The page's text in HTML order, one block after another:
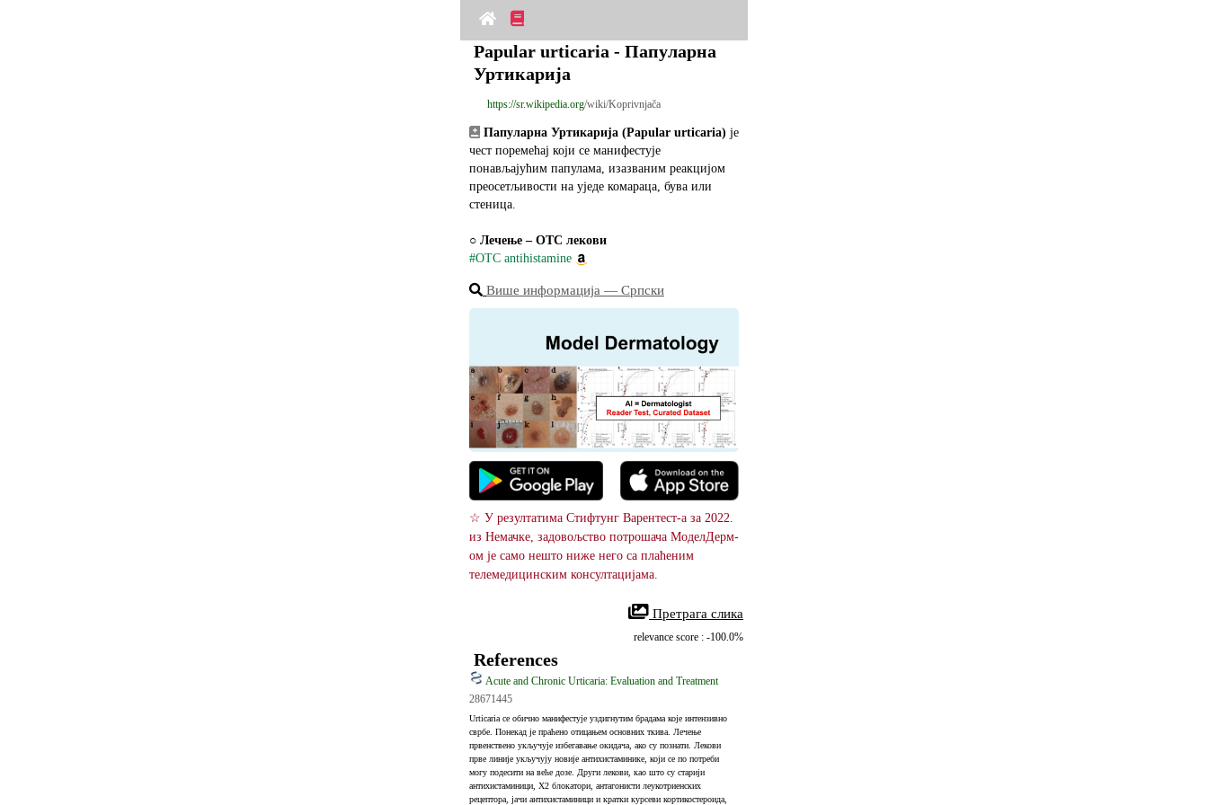
Papular urticaria - Папуларна
Уртикарија
https://sr.wikipedia.org/wiki/Koprivnjača
Папуларна Уртикарија (Papular urticaria) је
чест поремећај који се манифестује
понављајућим папулама, изазваним реакцијом
преосетљивости на уједе комараца, бува или
стеница.
○ Лечење – OTC лекови
#OTC antihistamine
Више информација ― Српски
☆ У резултатима Стифтунг Варентест-а за 2022.
из Немачке, задовољство потрошача МоделДерм-
ом је само нешто ниже него са плаћеним
телемедицинским консултацијама.
Претрага слика
relevance score : -100.0%
References
Acute and Chronic Urticaria: Evaluation and Treatment
28671445
Urticaria се обично манифестује уздигнутим брадама које интензивно
сврбе. Понекад је праћено отицањем основних ткива. Лечење
првенствено укључује избегавање окидача, ако су познати. Лекови
прве линије укључују новије антихистаминике, који се по потреби
могу подесити на веће дозе. Други лекови, као што су старији
антихистаминици, Х2 блокатори, антагонисти леукотриенских
рецептора, јачи антихистаминици и кратки курсеви кортикостероида,